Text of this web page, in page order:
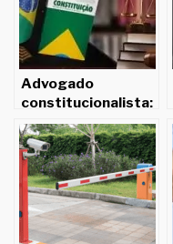
Advogado
constitucionalista:
Função, salário e
competências.